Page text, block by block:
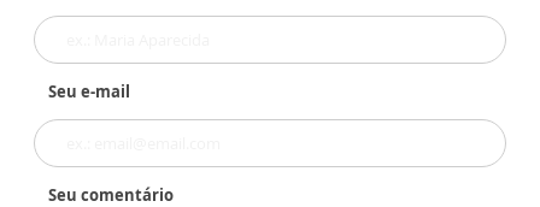
Seu e-mail
Seu comentário